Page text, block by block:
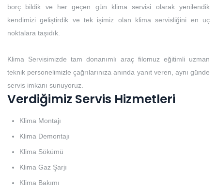
borç bildik ve her geçen gün klima servisi olarak yenilendik
kendimizi geliştirdik ve tek işimiz olan klima servisliğini en uç
noktalara taşıdık.
Klima Servisimizde tam donanımlı araç filomuz eğitimli uzman
teknik personelimizle çağrılarınıza anında yanıt veren, aynı günde
servis imkanı sunuyoruz.
Verdiğimiz Servis Hizmetleri
Klima Montajı
Klima Demontajı
Klima Sökümü
Klima Gaz Şarjı
Klima Bakımı